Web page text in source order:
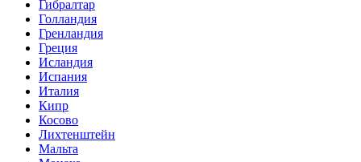
Гибралтар
Голландия
Гренландия
Греция
Исландия
Испания
Италия
Кипр
Косово
Лихтенштейн
Мальта